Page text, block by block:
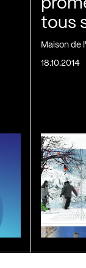
tous
Maison de
18.10.2014